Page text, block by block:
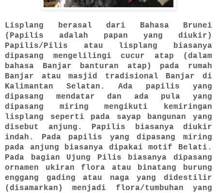
Lisplang berasal dari Bahasa Brunei
(Papilis adalah papan yang diukir)
Papilis/Pilis atau lisplang biasanya
dipasang mengelilingi cucur atap (dalam
bahasa Banjar banturan atap) pada rumah
Banjar atau masjid tradisional Banjar di
Kalimantan Selatan. Ada papilis yang
dipasang mendatar dan ada pula yang
dipasang miring mengikuti kemiringan
lisplang seperti pada sayap bangunan yang
disebut anjung. Papilis biasanya diukir
indah. Pada papilis yang dipasang miring
pada anjung biasanya dipakai motif Belati.
Pada bagian Ujung Pilis biasanya dipasang
ornamen ukiran flora atau binatang burung
enggang gading atau naga yang didestilir
(disamarkan) menjadi flora/tumbuhan yang